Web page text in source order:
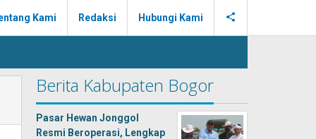
Kami Redaksi Hubungi Kami
Berita Kabupaten Bogor
Pasar Hewan Jonggol
Resmi Beroperasi, Lengkap